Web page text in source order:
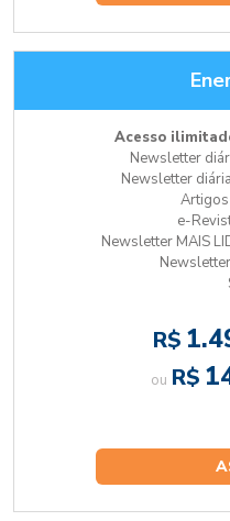
Acesso
Newsletter
Newsletter
e-
Newsletter MAIS
R$
ou R$